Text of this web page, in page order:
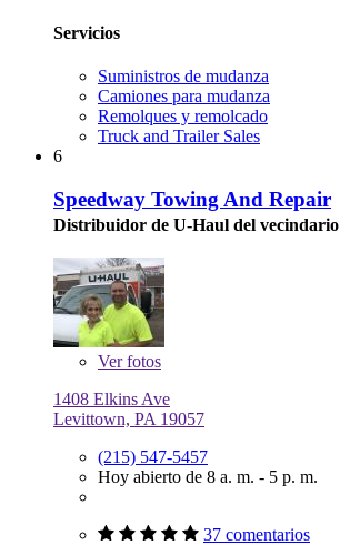
Servicios
Suministros de mudanza
Camiones para mudanza
Remolques y remolcado
Truck and Trailer Sales
6
Speedway Towing And Repair
Distribuidor de U-Haul del vecindario
Verfotos
1408 Elkins Ave
Levittown, PA 19057
(215) 547-5457
Hoy abierto de 8 a. m. - 5 p. m.
37 comentarios